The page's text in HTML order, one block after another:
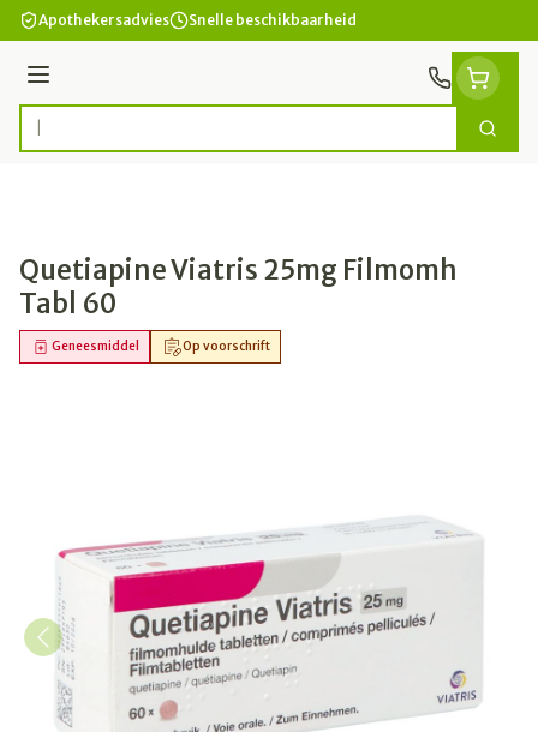
Ga naar de inhoud
Apothekersadvies Snelle beschikbaarheid
Menu
Product, merk, categorie... Zoek
Quetiapine Viatris 25mg Filmomh
Tabl 60
Op voorschrift
Geneesmiddel